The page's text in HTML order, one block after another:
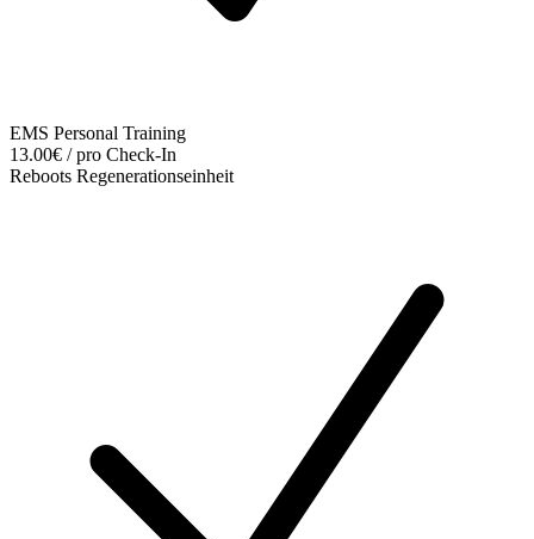
EMS Personal Training
13.00€ / pro Check-In
Reboots Regenerationseinheit